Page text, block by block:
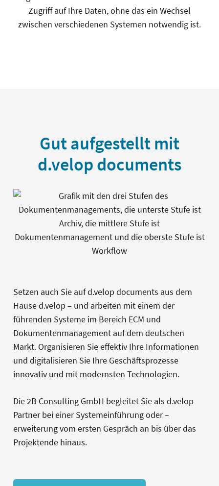
Zugriff auf Ihre Daten, ohne das ein Wechsel
zwischen verschiedenen Systemen notwendig ist.
Gut aufgestellt mit
d.velop documents
Setzen auch Sie auf d.velop documents aus dem
Hause d.velop – und arbeiten mit einem der
führenden Systeme im Bereich ECM und
Dokumentenmanagement auf dem deutschen
Markt. Organisieren Sie effektiv Ihre Informationen
und digitalisieren Sie Ihre Geschäftsprozesse
innovativ und mit modernsten Technologien.
Die 2B Consulting GmbH begleitet Sie als d.velop
Partner bei einer Systemeinführung oder –
erweiterung vom ersten Gespräch an bis über das
Projektende hinaus.